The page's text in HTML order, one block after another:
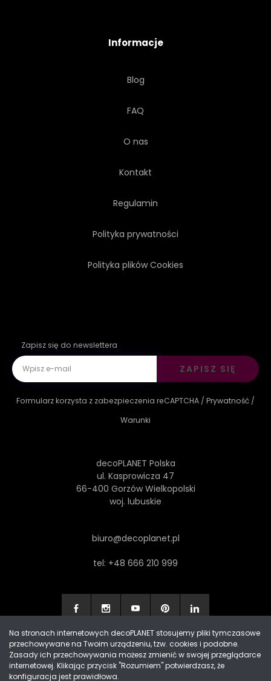
Informacje
Blog
FAQ
O nas
Kontakt
Regulamin
Polityka prywatności
Polityka plików Cookies
Zapisz się do newslettera
ZAPISZ SIĘ
Formularz korzysta z zabezpieczenia reCAPTCHA / Prywatność /
Warunki
decoPLANET Polska
ul. Kasprowicza 47
66-400 Gorzów Wielkopolski
woj. lubuskie
biuro@decoplanet.pl
tel: +48 666 210 999
Made with by Progres Media & decoPLANET
Na stronach internetowych decoPLANET stosujemy pliki tymczasowe
przechowywane na Twoim urządzeniu, tzw. cookies i podobne.
Zasady ich przechowywania możesz zmienić w swojej przeglądarce
internetowej. Klikając przycisk "Rozumiem" potwierdzasz, że
konfiguracja jest prawidłowa.